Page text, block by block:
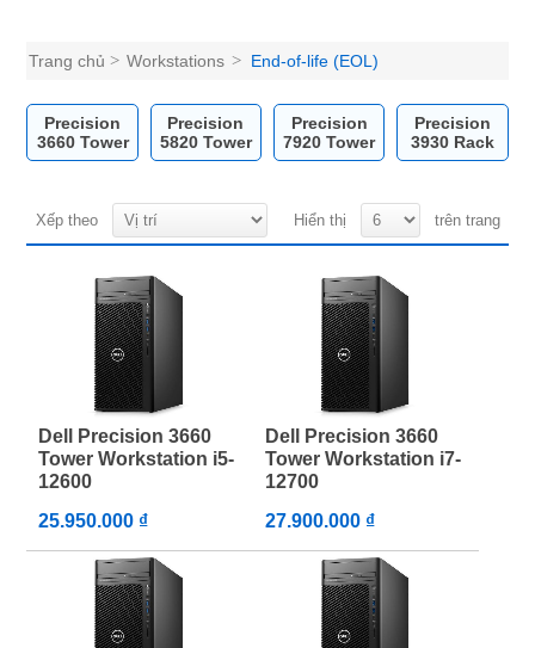
Trang chủ > Workstations > End-of-life (EOL)
Precision
3660 Tower
Precision
5820 Tower
Precision
7920 Tower
Precision
3930 Rack
Xếp theo Hiển thị trên trang
Dell Precision 3660
Tower Workstation i5-
12600
25.950.000 ₫
Dell Precision 3660
Tower Workstation i7-
12700
27.900.000 ₫